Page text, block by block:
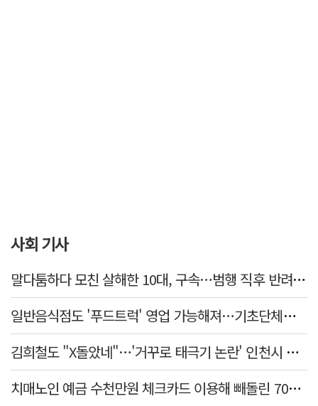
사회 기사
말다툼하다 모친 살해한 10대, 구속…범행 직후 반려견도 죽여
일반음식점도 '푸드트럭' 영업 가능해져…기초단체별 조례 개정 움직임
김희철도 "X돌았네"…'거꾸로 태극기 논란' 인천시 현수막, 이틀 만에 철거
치매노인 예금 수천만원 체크카드 이용해 빼돌린 70대 간병인, 집행유예